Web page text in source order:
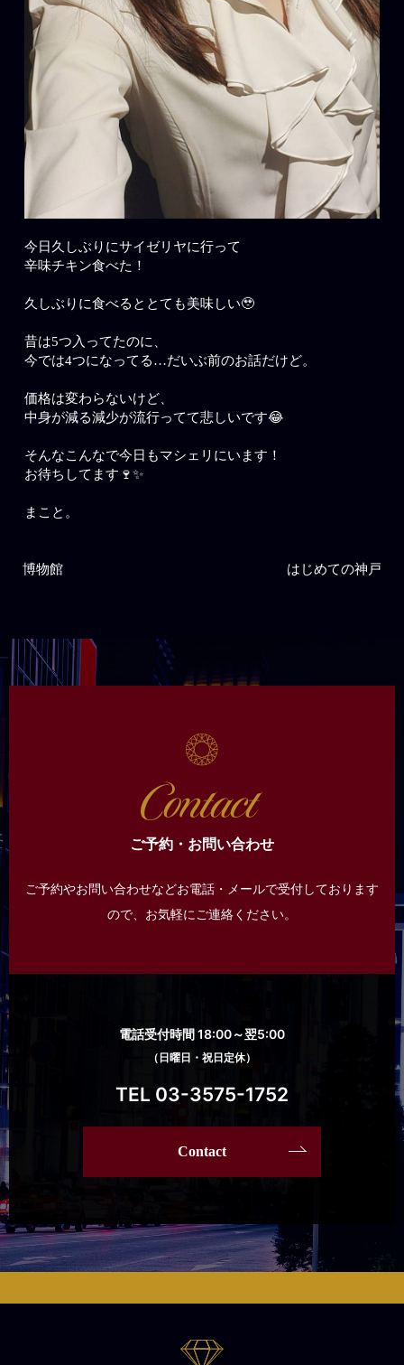
今日久しぶりにサイゼリヤに行って
辛味チキン食べた！
久しぶりに食べるととても美味しい🥹
昔は5つ入ってたのに、
今では4つになってる…だいぶ前のお話だけど。
価格は変わらないけど、
中身が減る減少が流行ってて悲しいです😂
そんなこんなで今日もマシェリにいます！
お待ちしてます🍷✨
まこと。
博物館 はじめての神戸
ご予約・お問い合わせ
ご予約やお問い合わせなどお電話・メールで受付しております
ので、 お気軽にご連絡ください。
電話受付時間 18:00～翌5:00
（日曜日・祝日定休）
TEL 03-3575-1752
Contact